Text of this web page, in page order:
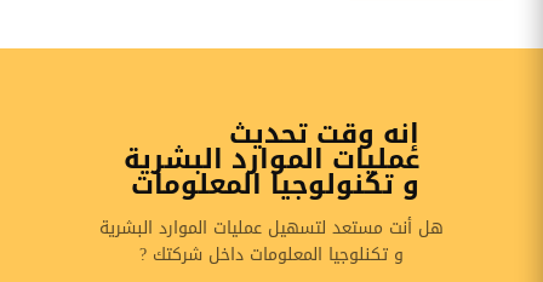
إنه وقت تحديث
عمليات الموارد البشرية
و تكنولوجيا المعلومات
هل أنت مستعد لتسهيل عمليات الموارد البشرية
و تكنلوجيا المعلومات داخل شركتك ?